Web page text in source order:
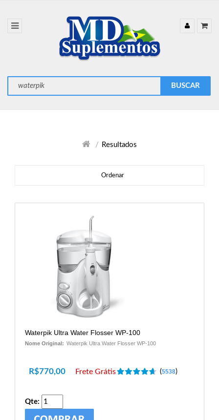
Resultados
Ordenar
Waterpik Ultra Water Flosser WP-100
Nome Original: Waterpik Ultra Water Flosser WP-100
R$770,00 Frete Grátis (5538)
Qte: